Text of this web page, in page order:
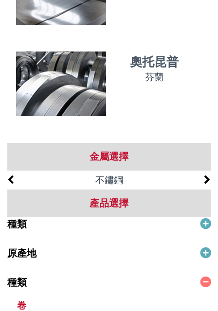
奧托昆普
芬蘭
金屬選擇
不鏽鋼
產品選擇
種類
原產地
種類
卷